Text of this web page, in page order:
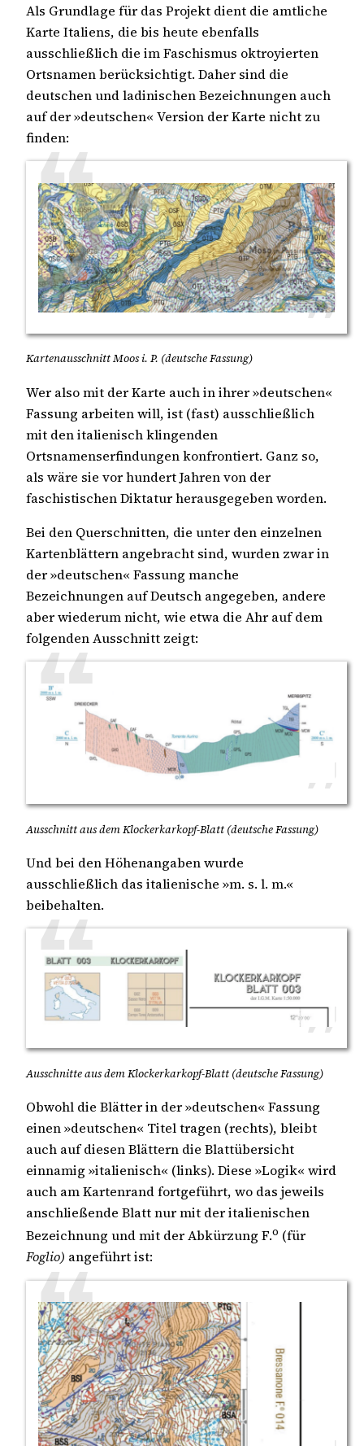
Als Grundlage für das Projekt dient die amtliche
Karte Italiens, die bis heute ebenfalls
ausschließlich die im Faschismus oktroyierten
Ortsnamen berücksichtigt. Daher sind die
deutschen und ladinischen Bezeichnungen auch
auf der »deutschen« Version der Karte nicht zu
finden:
Kartenausschnitt Moos i. P. (deutsche Fassung)
Wer also mit der Karte auch in ihrer »deutschen«
Fassung arbeiten will, ist (fast) ausschließlich
mit den italienisch klingenden
Ortsnamenserfindungen konfrontiert. Ganz so,
als wäre sie vor hundert Jahren von der
faschistischen Diktatur herausgegeben worden.
Bei den Querschnitten, die unter den einzelnen
Kartenblättern angebracht sind, wurden zwar in
der »deutschen« Fassung manche
Bezeichnungen auf Deutsch angegeben, andere
aber wiederum nicht, wie etwa die Ahr auf dem
folgenden Ausschnitt zeigt:
Ausschnitt aus dem Klockerkarkopf-Blatt (deutsche Fassung)
Und bei den Höhenangaben wurde
ausschließlich das italienische »m. s. l. m.«
beibehalten.
Ausschnitte aus dem Klockerkarkopf-Blatt (deutsche Fassung)
Obwohl die Blätter in der »deutschen« Fassung
einen »deutschen« Titel tragen (rechts), bleibt
auch auf diesen Blättern die Blattübersicht
einnamig »italienisch« (links). Diese »Logik« wird
auch am Kartenrand fortgeführt, wo das jeweils
anschließende Blatt nur mit der italienischen
Bezeichnung und mit der Abkürzung F.o (für
Foglio) angeführt ist: